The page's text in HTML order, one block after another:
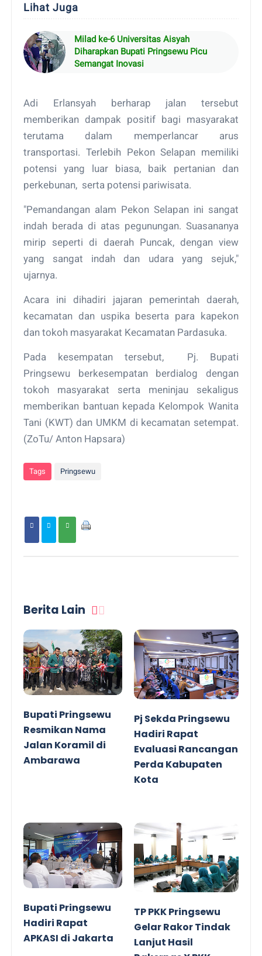
Lihat Juga
Milad ke-6 Universitas Aisyah
Diharapkan Bupati Pringsewu Picu
Semangat Inovasi
Adi Erlansyah berharap jalan tersebut
memberikan dampak positif bagi masyarakat
terutama dalam memperlancar arus
transportasi. Terlebih Pekon Selapan memiliki
potensi yang luar biasa, baik pertanian dan
perkebunan, serta potensi pariwisata.
"Pemandangan alam Pekon Selapan ini sangat
indah berada di atas pegunungan. Suasananya
mirip seperti di daerah Puncak, dengan view
yang sangat indah dan udara yang sejuk,"
ujarnya.
Acara ini dihadiri jajaran pemerintah daerah,
kecamatan dan uspika beserta para kapekon
dan tokoh masyarakat Kecamatan Pardasuka.
Pada kesempatan tersebut, Pj. Bupati
Pringsewu berkesempatan berdialog dengan
tokoh masyarakat serta meninjau sekaligus
memberikan bantuan kepada Kelompok Wanita
Tani (KWT) dan UMKM di kecamatan setempat.
(ZoTu/ Anton Hapsara)
Tags Pringsewu
Berita Lain
Bupati Pringsewu
Resmikan Nama
Jalan Koramil di
Ambarawa
Pj Sekda Pringsewu
Hadiri Rapat
Evaluasi Rancangan
Perda Kabupaten
Kota
Bupati Pringsewu
Hadiri Rapat
APKASI di Jakarta
TP PKK Pringsewu
Gelar Rakor Tindak
Lanjut Hasil